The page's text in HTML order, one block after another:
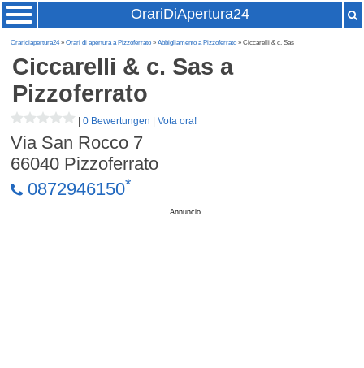
OrariDiApertura24
Oraridiapertura24»Orari di apertura a Pizzoferrato »Abbigliamento a Pizzoferrato » Ciccarelli & c. Sas
Ciccarelli & c. Sas a
Pizzoferrato
|0 Bewertungen |Vota ora!
Via San Rocco 7
66040 Pizzoferrato
0872946150*
Annuncio